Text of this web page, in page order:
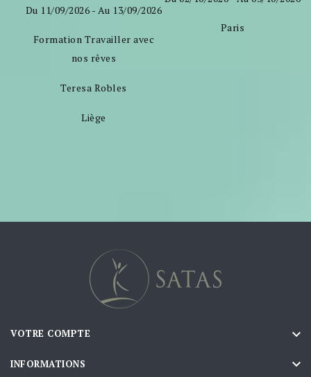
Du 11/09/2026 - Au 13/09/2026
Formation Travailler avec
nos rêves
Teresa Robles
Liège
Paris
VOTRE COMPTE 
INFORMATIONS 